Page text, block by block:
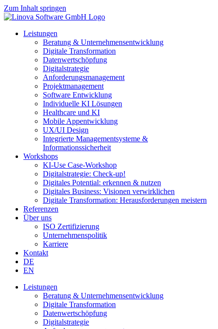
Zum Inhalt springen
Leistungen
Beratung & Unternehmensentwicklung
Digitale Transformation
Datenwertschöpfung
Digitalstrategie
Anforderungsmanagement
Projektmanagement
Software Entwicklung
Individuelle KI Lösungen
Healthcare und KI
Mobile Appentwicklung
UX/UI Design
Integrierte Managementsysteme &
Informationssicherheit
Workshops
KI-Use Case-Workshop
Digitalstrategie: Check-up!
Digitales Potential: erkennen & nutzen
Digitales Business: Visionen verwirklichen
Digitale Transformation: Herausforderungen meistern
Referenzen
Über uns
ISO Zertifizierung
Unternehmenspolitik
Karriere
Kontakt
DE
EN
Leistungen
Beratung & Unternehmensentwicklung
Digitale Transformation
Datenwertschöpfung
Digitalstrategie